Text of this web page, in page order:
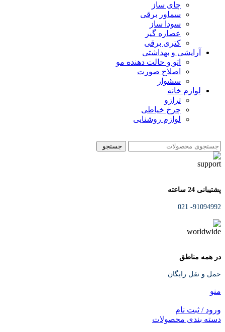
چای ساز
سماور برقی
سودا ساز
عصاره گیر
کتری برقی
آرایشی و بهداشتی
اتو و حالت دهنده مو
اصلاح صورت
سشوار
لوازم خانه
ترازو
چرخ خیاطی
لوازم روشنایی
جستجو
پشتیبانی 24 ساعته
91094992- 021
در همه مناطق
حمل و نقل رایگان
منو
ورود / ثبت نام
دسته بندی محصولات